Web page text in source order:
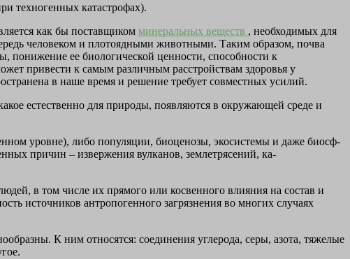
техногенных катастрофах).
как бы поставщиком минеральных веществ , необхо­димых для
человеком и плотоядными животными. Таким об­разом, почва
понижение ее биологической ценности, способности к
привести к самым различным расстройствам здоровья у
в наше время и решение требует совместных усилий.
естественно для природы, появляются в окружающей среде и
уровне), либо популяции, биоценозы, экосистемы и даже биосф­
причин – извержения вулканов, землетрясений, ка­
в том числе их прямого или косвенного влияния на состав и
источников антропогенного загрязнения во многих случаях
К ним относятся: соединения углеро­да, серы, азота, тяжелые